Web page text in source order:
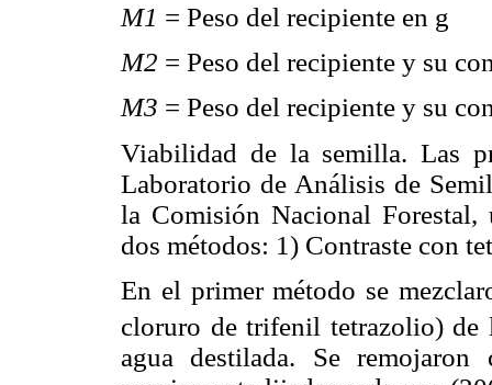
M1 = Peso del recipiente en g
M2 = Peso del recipiente y su
M3 = Peso del recipiente y su
Viabilidad de la semilla. Las
Laboratorio de Análisis de
la Comisión Nacional Forestal,
dos métodos: 1) Contraste con
En el primer método se
cloruro de trifenil tetrazolio) de
agua destilada. Se